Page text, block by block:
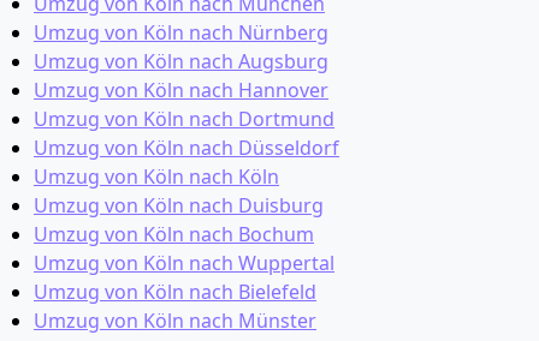
Umzug von Köln nach Nürnberg
Umzug von Köln nach Augsburg
Umzug von Köln nach Hannover
Umzug von Köln nach Dortmund
Umzug von Köln nach Düsseldorf
Umzug von Köln nach Köln
Umzug von Köln nach Duisburg
Umzug von Köln nach Bochum
Umzug von Köln nach Wuppertal
Umzug von Köln nach Bielefeld
Umzug von Köln nach Münster